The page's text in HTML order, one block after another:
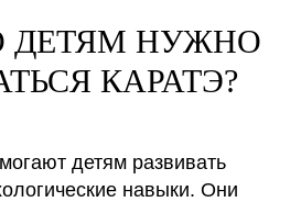
ДЕТЯМ НУЖНО
КАРАТЭ?
детям развивать
навыки. Они